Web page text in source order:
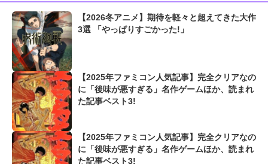
【2026冬アニメ】期待を軽々と超えてきた大作
3選 「やっぱりすごかった!」
【2025年ファミコン人気記事】完全クリアなの
に「後味が悪すぎる」名作ゲームほか、読まれ
た記事ベスト3!
【2025年ファミコン人気記事】完全クリアなの
に「後味が悪すぎる」名作ゲームほか、読まれ
た記事ベスト3!